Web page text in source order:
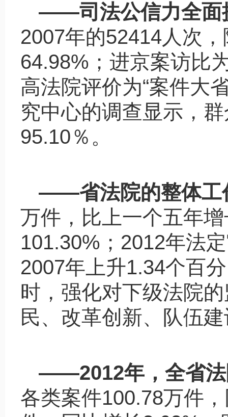
——司法公信力全面
2007年的52414人次
64.98% ；进京案访比
高法院评价为“案件大
究中心的调查显示，
95.10％。
——省法院的整体
万件，比上一个五年
101.30% ； 2012年法
2007年上升1.34个百
时，强化对下级法院
民、改革创新、队伍
——2012年，全省
各类案件100.78万件